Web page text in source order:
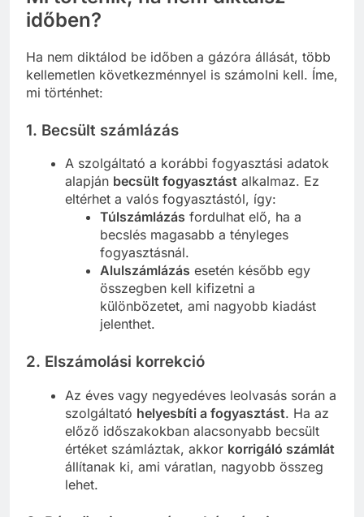
időben?
Ha nem diktálod be időben a gázóra állását, több
kellemetlen következménnyel is számolni kell. Íme,
mi történhet:
1. Becsült számlázás
A szolgáltató a korábbi fogyasztási adatok
alapján becsült fogyasztást alkalmaz. Ez
eltérhet a valós fogyasztástól, így:
Túlszámlázás fordulhat elő, ha a
becslés magasabb a tényleges
fogyasztásnál.
Alulszámlázás esetén később egy
összegben kell kifizetni a
különbözetet, ami nagyobb kiadást
jelenthet.
2. Elszámolási korrekció
Az éves vagy negyedéves leolvasás során a
szolgáltató helyesbíti a fogyasztást. Ha az
előző időszakokban alacsonyabb becsült
értéket számláztak, akkor korrigáló számlát
állítanak ki, ami váratlan, nagyobb összeg
lehet.